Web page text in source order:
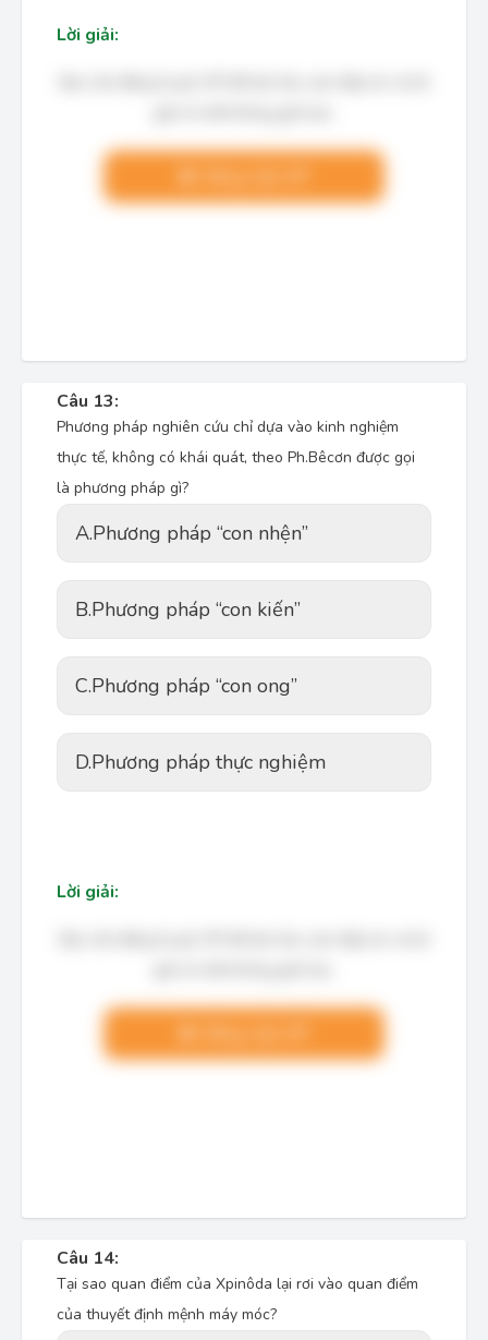
Lời giải:
Câu 13:
Phương pháp nghiên cứu chỉ dựa vào kinh nghiệm
thực tế, không có khái quát, theo Ph.Bêcơn được gọi
là phương pháp gì?
A.Phương pháp “con nhện”
B.Phương pháp “con kiến”
C.Phương pháp “con ong”
D.Phương pháp thực nghiệm
Lời giải:
Câu 14:
Tại sao quan điểm của Xpinôda lại rơi vào quan điểm
của thuyết định mệnh máy móc?